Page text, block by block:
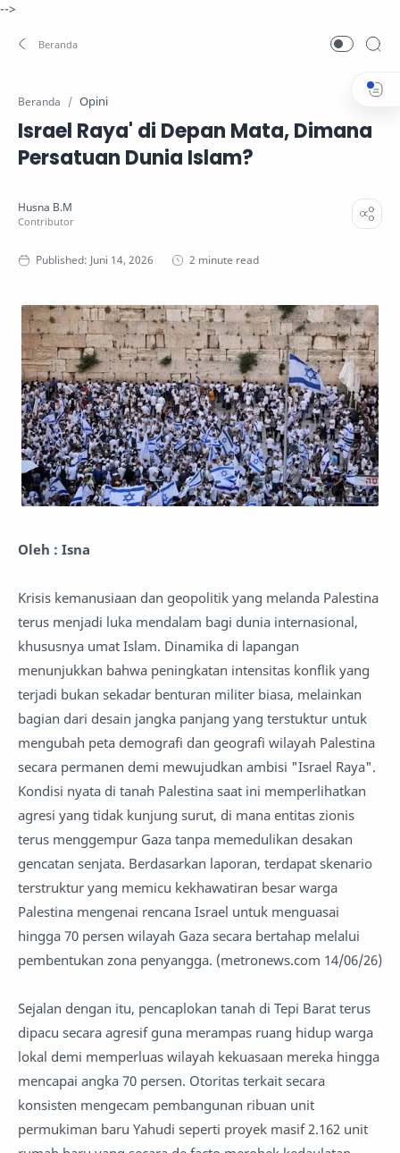
-->
Beranda Opini
Israel Raya' di Depan Mata, Dimana
Persatuan Dunia Islam?
2 minute read
Oleh : Isna
Krisis kemanusiaan dan geopolitik yang melanda Palestina
terus menjadi luka mendalam bagi dunia internasional,
khususnya umat Islam. Dinamika di lapangan
menunjukkan bahwa peningkatan intensitas konflik yang
terjadi bukan sekadar benturan militer biasa, melainkan
bagian dari desain jangka panjang yang terstuktur untuk
mengubah peta demografi dan geografi wilayah Palestina
secara permanen demi mewujudkan ambisi "Israel Raya".
Kondisi nyata di tanah Palestina saat ini memperlihatkan
agresi yang tidak kunjung surut, di mana entitas zionis
terus menggempur Gaza tanpa memedulikan desakan
gencatan senjata. Berdasarkan laporan, terdapat skenario
terstruktur yang memicu kekhawatiran besar warga
Palestina mengenai rencana Israel untuk menguasai
hingga 70 persen wilayah Gaza secara bertahap melalui
pembentukan zona penyangga. (metronews.com 14/06/26)
Sejalan dengan itu, pencaplokan tanah di Tepi Barat terus
dipacu secara agresif guna merampas ruang hidup warga
lokal demi memperluas wilayah kekuasaan mereka hingga
mencapai angka 70 persen. Otoritas terkait secara
konsisten mengecam pembangunan ribuan unit
permukiman baru Yahudi seperti proyek masif 2.162 unit